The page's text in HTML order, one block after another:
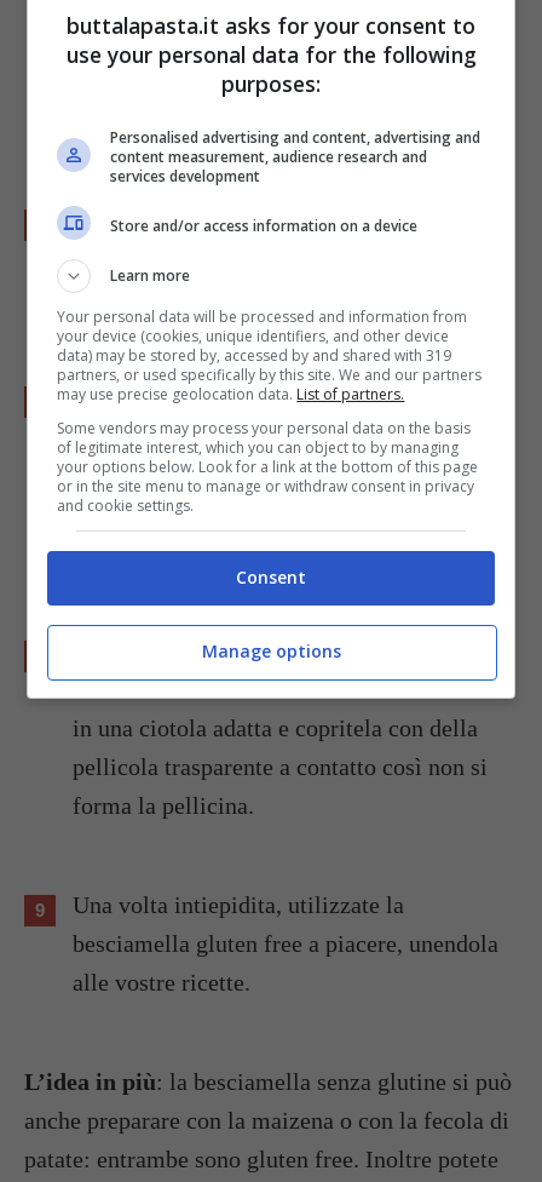
scioglimento degli eventuali grumi nel
liquido. Durante la cottura, di circa 8 minuti,
Potrete prolungare o diminuire il tempo di
cottura a seconda delle preferenze per
ottenere una salsa più o meno densa.
Una volta addensata la besciamella spegnete
la fiamma ed allontanate il pentolino dal
fornello. Unite lanoce moscataappena
grattugiata con un coltello o con una mini
grattugia.
Mescolate bene ed aggiungete anche il
mescolate ancora. Trasferite la besciamella
in una ciotola adatta e copritela con della
pellicola trasparente a contatto così non si
forma la pellicina.
Una volta intiepidita, utilizzate la
besciamella gluten free a piacere, unendola
alle vostre ricette.
L’idea in più: la besciamella senza glutine si può
anche preparare con la maizena o con la fecola di
patate: entrambe sono gluten free. Inoltre potete
buttalapasta.it asks for your consent to
use your personal data for the following
purposes:
Personalised advertising and content, advertising and
content measurement, audience research and
services development
Store and/or access information on a device
Learn more
Your personal data will be processed and information from
your device (cookies, unique identifiers, and other device
data) may be stored by, accessed by and shared with 319
partners, or used specifically by this site. We and our partners
may use precise geolocation data. List of partners.
Some vendors may process your personal data on the basis
of legitimate interest, which you can object to by managing
your options below. Look for a link at the bottom of this page
or in the site menu to manage or withdraw consent in privacy
and cookie settings.
Consent
Manage options